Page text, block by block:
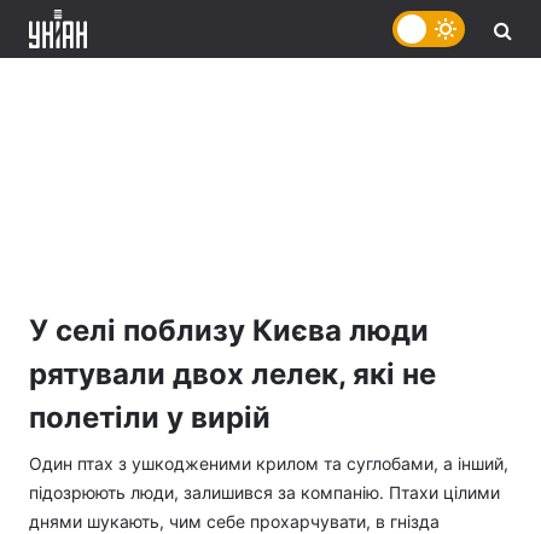
У селі поблизу Києва люди
рятували двох лелек, які не
полетіли у вирій
Один птах з ушкодженими крилом та суглобами, а інший,
підозрюють люди, залишився за компанію. Птахи цілими
днями шукають, чим себе прохарчувати, в гнізда